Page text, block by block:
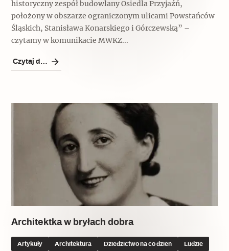
historyczny zespół budowlany Osiedla Przyjaźń,
położony w obszarze ograniczonym ulicami Powstańców
Śląskich, Stanisława Konarskiego i Górczewską” –
czytamy w komunikacie MWKZ...
Czytaj dalej
Architektka w bryłach dobra
Artykuły Architektura Dziedzictwo na co dzień Ludzie